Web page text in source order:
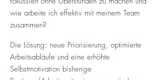
wie arbeite ich effektiv mit meinem Team
zusammen?
Die Lösung: neue Priorisierung, optimierte
Arbeitsabläufe und eine erhöhte
Selbstmotivation bisherige